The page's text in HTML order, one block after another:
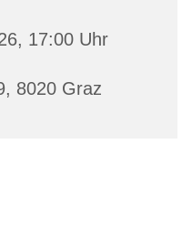
17:00 Uhr
8020 Graz